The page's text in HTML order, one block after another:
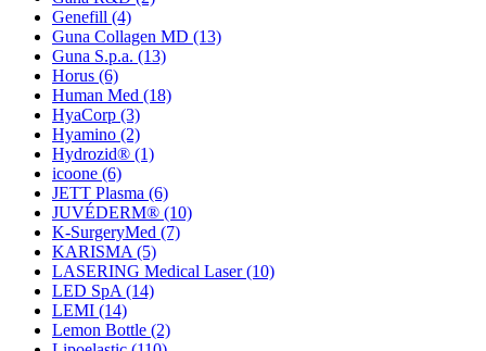
Genefill (4)
Guna Collagen MD (13)
Guna S.p.a. (13)
Horus (6)
Human Med (18)
HyaCorp (3)
Hyamino (2)
Hydrozid® (1)
icoone (6)
JETT Plasma (6)
JUVÉDERM® (10)
K-SurgeryMed (7)
KARISMA (5)
LASERING Medical Laser(10)
LED SpA (14)
LEMI (14)
Lemon Bottle (2)